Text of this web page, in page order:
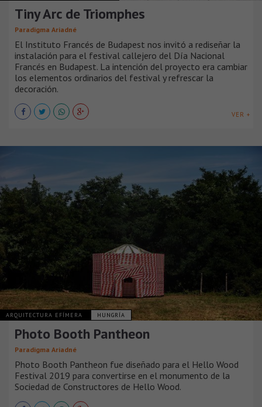
Tiny Arc de Triomphes
Paradigma Ariadné
El Instituto Francés de Budapest nos invitó a rediseñar la
instalación para el festival callejero del Día Nacional
Francés en Budapest. La intención del proyecto era cambiar
los elementos ordinarios del festival y refrescar la
decoración.
VER +
ARQUITECTURA EFÍMERA HUNGRÍA
Photo Booth Pantheon
Paradigma Ariadné
Photo Booth Pantheon fue diseñado para el Hello Wood
Festival 2019 para convertirse en el monumento de la
Sociedad de Constructores de Hello Wood.